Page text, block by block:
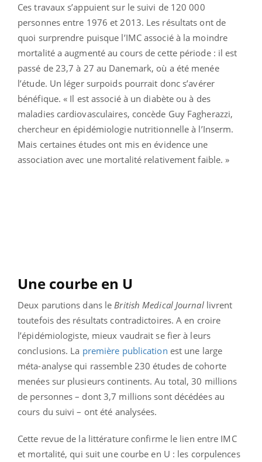
Ces travaux s’appuient sur le suivi de 120 000
personnes entre 1976 et 2013. Les résultats ont de
quoi surprendre puisque l’IMC associé à la moindre
mortalité a augmenté au cours de cette période : il est
passé de 23,7 à 27 au Danemark, où a été menée
l’étude. Un léger surpoids pourrait donc s’avérer
bénéfique. « Il est associé à un diabète ou à des
maladies cardiovasculaires, concède Guy Fagherazzi,
chercheur en épidémiologie nutritionnelle à l’Inserm.
Mais certaines études ont mis en évidence une
association avec une mortalité relativement faible. »
Une courbe en U
Deux parutions dans le British Medical Journal livrent
toutefois des résultats contradictoires. A en croire
l’épidémiologiste, mieux vaudrait se fier à leurs
conclusions. La première publication est une large
méta-analyse qui rassemble 230 études de cohorte
menées sur plusieurs continents. Au total, 30 millions
de personnes – dont 3,7 millions sont décédées au
cours du suivi – ont été analysées.
Cette revue de la littérature confirme le lien entre IMC
et mortalité, qui suit une courbe en U : les corpulences